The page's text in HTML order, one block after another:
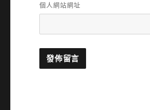
個人網站網址